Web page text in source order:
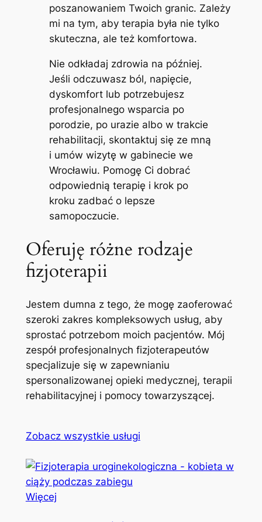
poszanowaniem Twoich granic. Zależy
mi na tym, aby terapia była nie tylko
skuteczna, ale też komfortowa.
Nie odkładaj zdrowia na później.
Jeśli odczuwasz ból, napięcie,
dyskomfort lub potrzebujesz
profesjonalnego wsparcia po
porodzie, po urazie albo w trakcie
rehabilitacji, skontaktuj się ze mną
i umów wizytę w gabinecie we
Wrocławiu. Pomogę Ci dobrać
odpowiednią terapię i krok po
kroku zadbać o lepsze
samopoczucie.
Oferuję różne rodzaje
fizjoterapii
Jestem dumna z tego, że mogę zaoferować
szeroki zakres kompleksowych usług, aby
sprostać potrzebom moich pacjentów. Mój
zespół profesjonalnych fizjoterapeutów
specjalizuje się w zapewnianiu
spersonalizowanej opieki medycznej, terapii
rehabilitacyjnej i pomocy towarzyszącej.
Zobacz wszystkie usługi
Więcej